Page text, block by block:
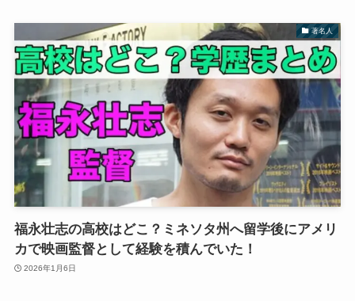
著名人
福永壮志の高校はどこ？ミネソタ州へ留学後にアメリ
カで映画監督として経験を積んでいた！
2026年1月6日